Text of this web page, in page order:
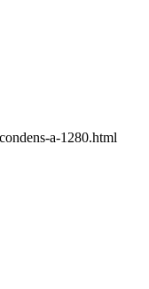
a-1280.html